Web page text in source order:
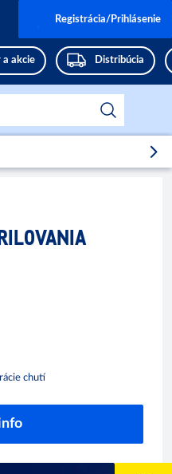
a akcie Distribúcia
Registrácia/Prihlásenie
chutí